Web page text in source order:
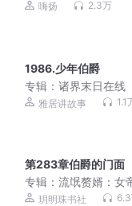
谈 | 悬疑爆笑 | 嗨扬
嗨扬 2.3万
1986.少年伯爵
专辑：诸界末日在线
VIP免费）
雅居讲故事 1.1
第283章伯爵的门面
专辑：流氓赘婿：女
爆笑脑洞|多人精品
玥明珠书社